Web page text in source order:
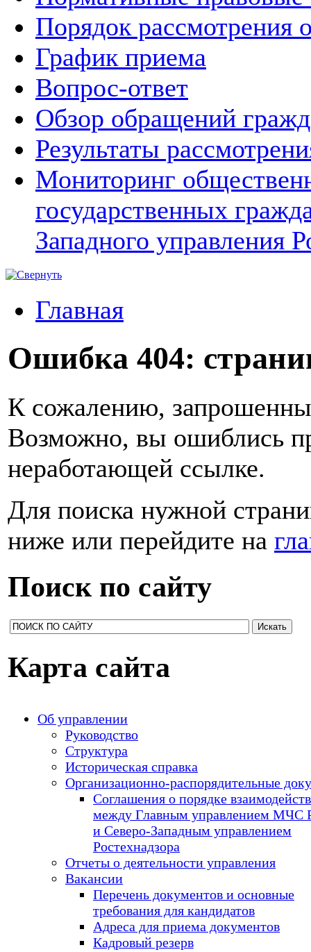
Порядок рассмотрения
График приема
Вопрос-ответ
Обзор обращений
Результаты
Мониторинг
государственных
Западного управления
Главная
Ошибка 404:
К сожалению,
Возможно, вы ошиблись
неработающей ссылке.
Для поиска нужной
ниже или перейдите на
Поиск по сайту
Карта сайта
Об управлении
Руководство
Структура
Историческая справка
Организационно-распорядительные
Соглашения о порядке
между Главным управлением МЧС
и Северо-Западным управлением
Ростехнадзора
Отчеты о деятельности управления
Вакансии
Перечень документов и основные
требования для кандидатов
Адреса для приема документов
Кадровый резерв